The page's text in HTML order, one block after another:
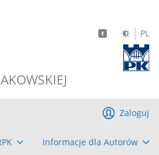
PL
Informacje dla Autorów
Zaloguj